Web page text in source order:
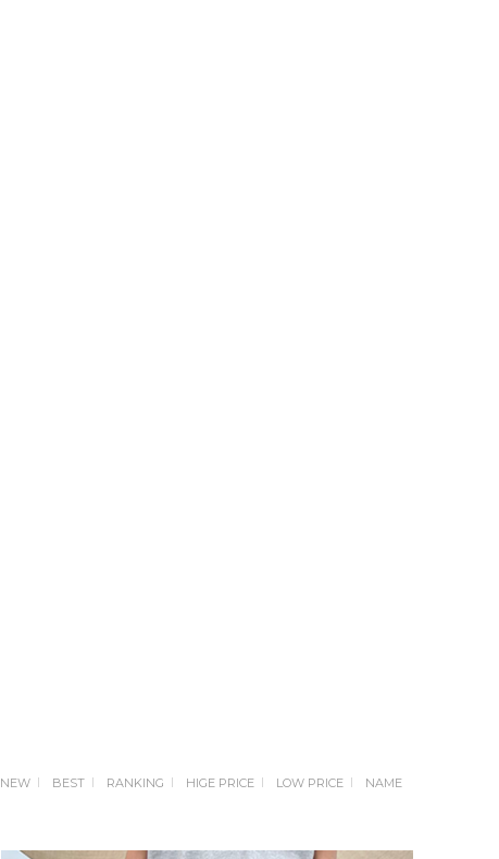
NEW BEST RANKING HIGE PRICE LOW PRICE NAME